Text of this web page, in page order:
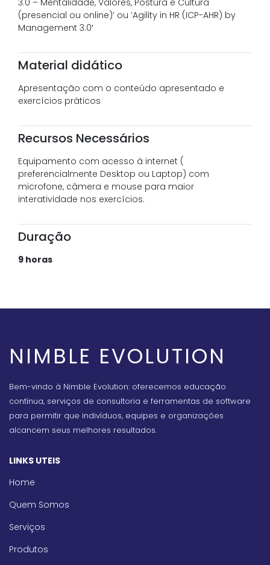
3.0 – Mentalidade, Valores, Postura e Cultura
(presencial ou online)’ ou ‘Agility in HR (ICP-AHR) by
Management 3.0′
Material didático
Apresentação com o conteúdo apresentado e
exercícios práticos
Recursos Necessários
Equipamento com acesso à internet (
preferencialmente Desktop ou Laptop) com
microfone, câmera e mouse para maior
interatividade nos exercícios.
Duração
9 horas
NIMBLE EVOLUTION
Bem-vindo à Nimble Evolution: oferecemos educação
contínua, serviços de consultoria e ferramentas de software
para permitir que indivíduos, equipes e organizações
alcancem seus melhores resultados.
LINKS UTEIS
Home
Quem Somos
Serviços
Produtos